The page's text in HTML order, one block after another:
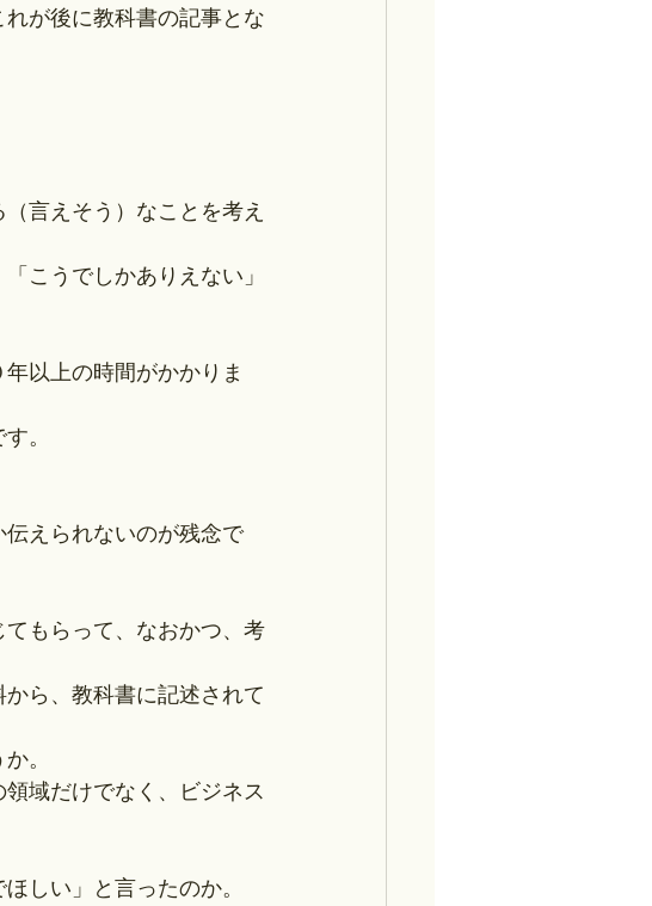
が後に教科書の記事とな
言えそう）なことを考え
こうでしかありえない」
以上の時間がかかりま
。
えられないのが残念で
もらって、なおかつ、考
ら、教科書に記述されて
。
域だけでなく、ビジネス
しい」と言ったのか。